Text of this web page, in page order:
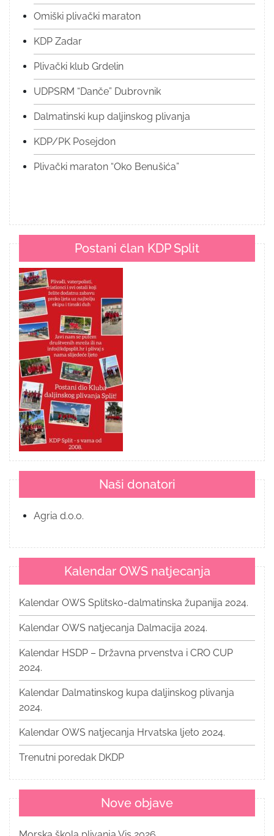
Omiški plivački maraton
KDP Zadar
Plivački klub Grdelin
UDPSRM “Danče” Dubrovnik
Dalmatinski kup daljinskog plivanja
KDP/PK Posejdon
Plivački maraton “Oko Benušića”
Postani član KDP Split
Naši donatori
Agria d.o.o.
Kalendar OWS natjecanja
Kalendar OWS Splitsko-dalmatinska županija 2024.
Kalendar OWS natjecanja Dalmacija 2024.
Kalendar HSDP – Državna prvenstva i CRO CUP
2024.
Kalendar Dalmatinskog kupa daljinskog plivanja
2024.
Kalendar OWS natjecanja Hrvatska ljeto 2024.
Trenutni poredak DKDP
Nove objave